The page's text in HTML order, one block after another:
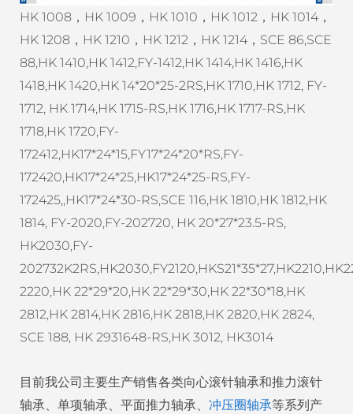
HK 1008，HK 1009，HK 1010，HK 1012，HK 1014，
HK 1208，HK 1210，HK 1212，HK 1214，SCE 86,SCE
88,HK 1410,HK 1412,FY-1412,HK 1414,HK 1416,HK
1418,HK 1420,HK 14*20*25-2RS,HK 1710,HK 1712, FY-
1712, HK 1714,HK 1715-RS,HK 1716,HK 1717-RS,HK
1718,HK 1720,FY-
172412,HK17*24*15,FY17*24*20*RS,FY-
172420,HK17*24*25,HK17*24*25-RS,FY-
172425,,HK17*24*30-RS,SCE 116,HK 1810,HK 1812,HK
1814, FY-2020,FY-202720, HK 20*27*23.5-RS,
HK2030,FY-
2220,HK 22*29*20,HK 22*29*30,HK 22*30*18,HK
2812,HK 2814,HK 2816,HK 2818,HK 2820,HK 2824,
SCE 188, HK 2931648-RS,HK 3012, HK3014
目前我公司主要生产销售各类向心滚针轴承和推力滚针
轴承、单项轴承、平面推力轴承、 冲压圈轴承等系列产